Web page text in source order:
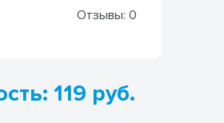
Отзывы: 0
119 руб.